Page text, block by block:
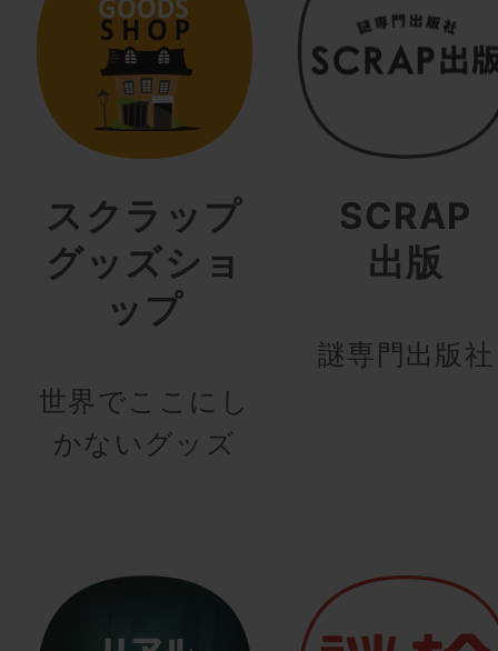
スクラップ
グッズショ
ップ
世界でここにし
かないグッズ
SCRAP
出版
謎専門出版社